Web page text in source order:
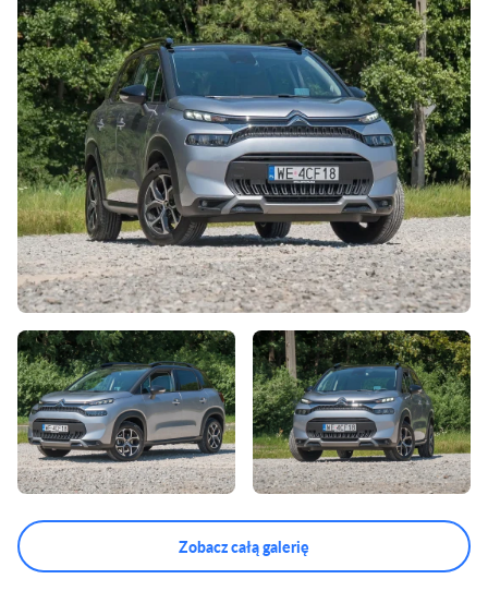
Zobacz całą galerię